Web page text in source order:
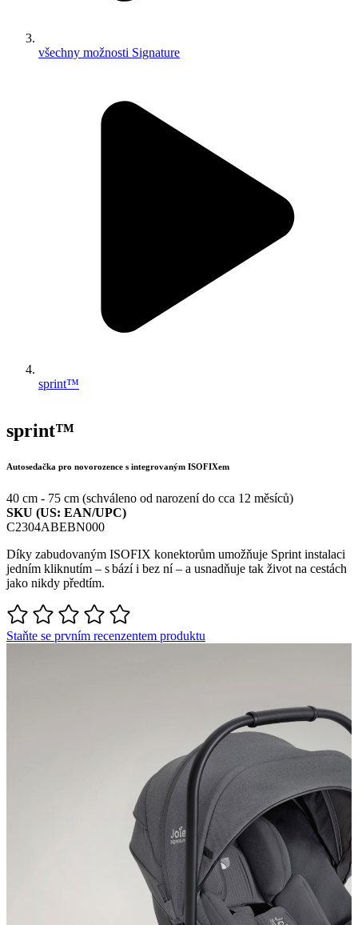
všechny možnosti Signature
sprint™
sprint™
Autosedačka pro novorozence s integrovaným ISOFIXem
40 cm - 75 cm (schváleno od narození do cca 12 měsíců)
SKU (US: EAN/UPC)
C2304ABEBN000
Díky zabudovaným ISOFIX konektorům umožňuje Sprint instalaci
jedním kliknutím – s bází i bez ní – a usnadňuje tak život na cestách
jako nikdy předtím.
Staňte se prvním recenzentem produktu